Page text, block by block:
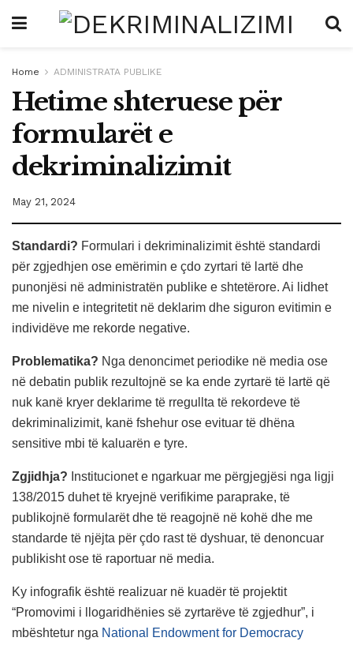
Home ADMINISTRATA PUBLIKE
Hetime shteruese për
formularët e
dekriminalizimit
May 21, 2024
Standardi? Formulari i dekriminalizimit është standardi
për zgjedhjen ose emërimin e çdo zyrtari të lartë dhe
punonjësi në administratën publike e shtetërore. Ai lidhet
me nivelin e integritetit në deklarim dhe siguron evitimin e
individëve me rekorde negative.
Problematika? Nga denoncimet periodike në media ose
në debatin publik rezultojnë se ka ende zyrtarë të lartë që
nuk kanë kryer deklarime të rregullta të rekordeve të
dekriminalizimit, kanë fshehur ose evituar të dhëna
sensitive mbi të kaluarën e tyre.
Zgjidhja? Institucionet e ngarkuar me përgjegjësi nga ligji
138/2015 duhet të kryejnë verifikime paraprake, të
publikojnë formularët dhe të reagojnë në kohë dhe me
standarde të njëjta për çdo rast të dyshuar, të denoncuar
publikisht ose të raportuar në media.
Ky infografik është realizuar në kuadër të projektit
“Promovimi i llogaridhënies së zyrtarëve të zgjedhur”, i
mbështetur nga National Endowment for Democracy